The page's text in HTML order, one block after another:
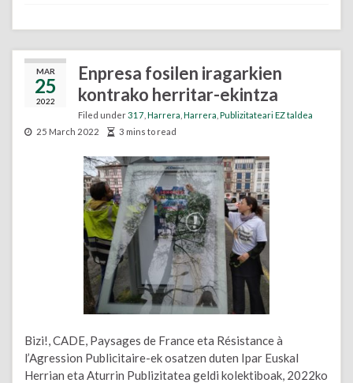
MAR
25
2022
Enpresa fosilen iragarkien
kontrako herritar-ekintza
Filed under317 Harrera Harrera Publizitateari EZ taldea
25 March 2022
3 mins to read
Bizi!, CADE, Paysages de France eta Résistance à
l’Agression Publicitaire-ek osatzen duten Ipar Euskal
Herrian eta Aturrin Publizitatea geldi kolektiboak, 2022ko